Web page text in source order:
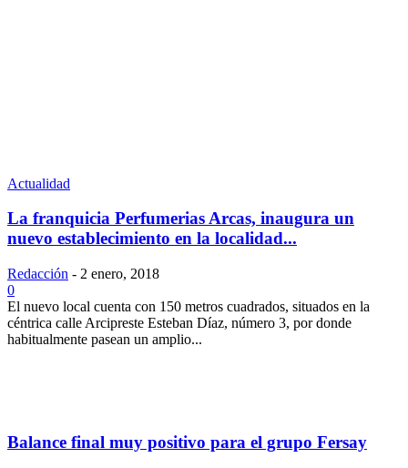
Actualidad
La franquicia Perfumerias Arcas, inaugura un
nuevo establecimiento en la localidad...
Redacción - 2 enero, 2018
0
El nuevo local cuenta con 150 metros cuadrados, situados en la
céntrica calle Arcipreste Esteban Díaz, número 3, por donde
habitualmente pasean un amplio...
Balance final muy positivo para el grupo Fersay